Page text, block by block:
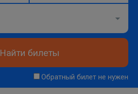
Найти билеты
Обратный билет не нужен